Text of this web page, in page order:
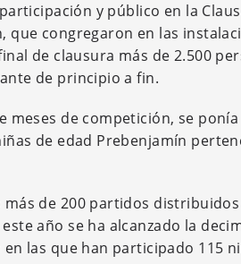
y público en la
que congregaron en las
de clausura más de 2.500
de principio a fin.
meses de competición, se
de edad Prebenjamín
más de 200 partidos
este año se ha alcanzado la
las que han participado 115